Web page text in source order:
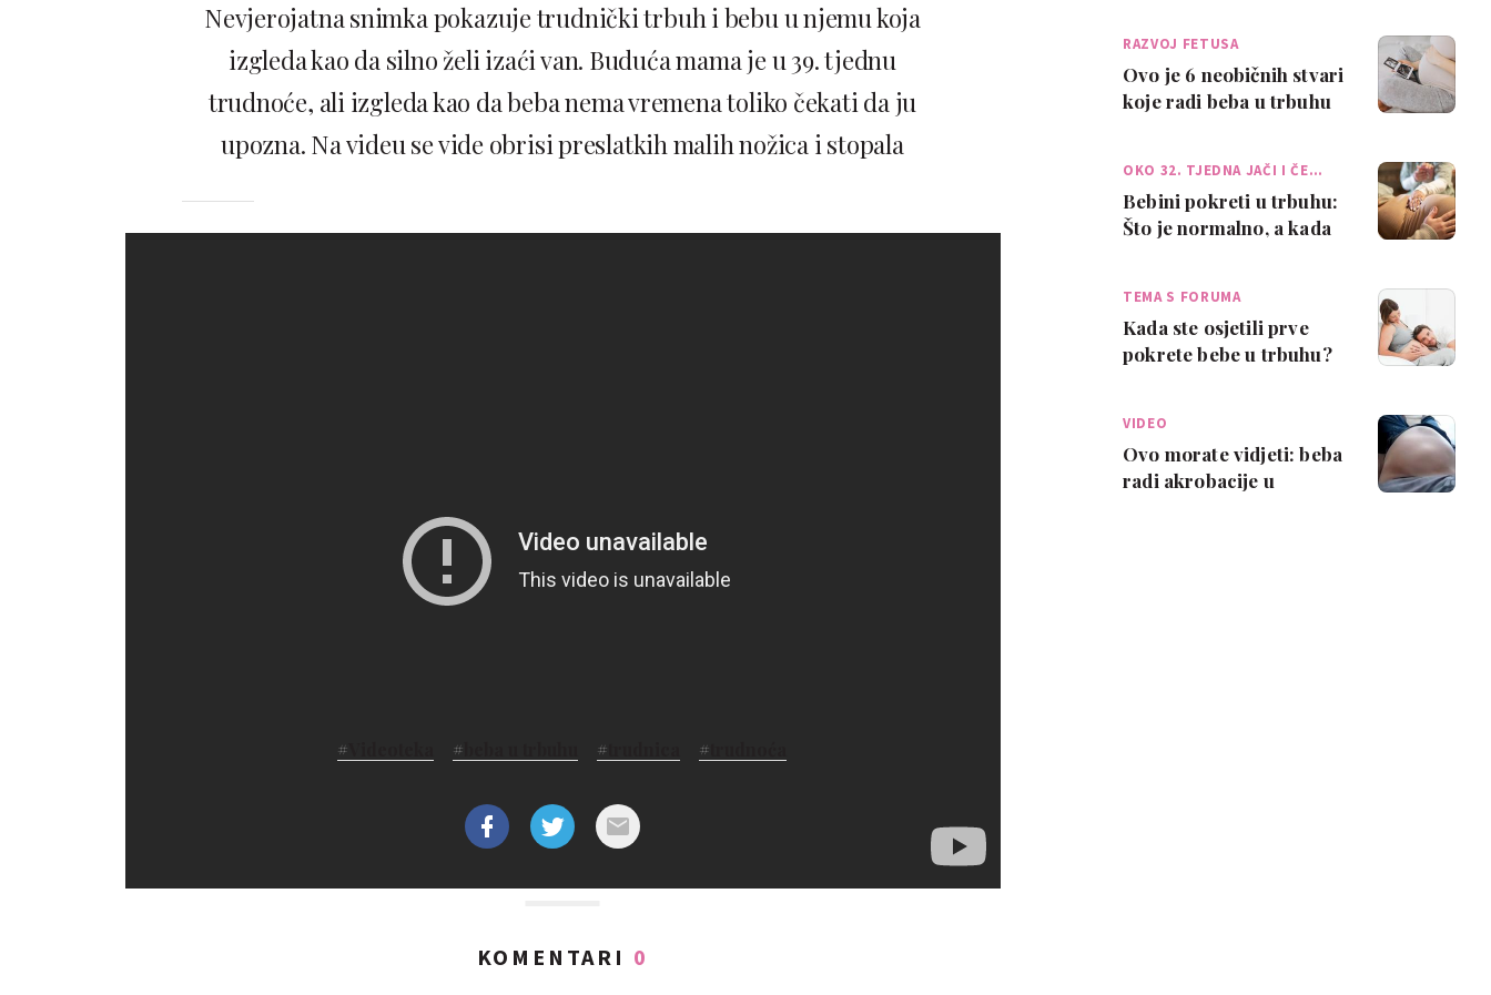
Nevjerojatna snimka pokazuje trudnički trbuh i bebu u njemu koja
izgleda kao da silno želi izaći van. Buduća mama je u 39. tjednu
trudnoće, ali izgleda kao da beba nema vremena toliko čekati da ju
upozna. Na videu se vide obrisi preslatkih malih nožica i stopala
# # # #
KOMENTARI 0
RAZVOJ FETUSA
Ovo je 6 neobičnih stvari
koje radi beba u trbuhu
OKO 32. TJEDNA JAČI I ČE…
Bebini pokreti u trbuhu:
Što je normalno, a kada
TEMA S FORUMA
Kada ste osjetili prve
pokrete bebe u trbuhu?
VIDEO
Ovo morate vidjeti: beba
radi akrobacije u